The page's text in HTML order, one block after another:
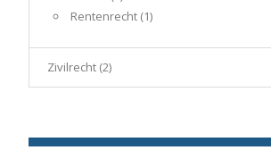
Rentenrecht (1)
Zivilrecht (2)